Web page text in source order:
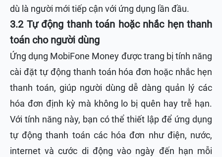
dù là người mới tiếp cận với ứng dụng lần đầu.
3.2 Tự động thanh toán hoặc nhắc hẹn thanh
toán cho người dùng
Ứng dụng MobiFone Money được trang bị tính năng
cài đặt tự động thanh toán hóa đơn hoặc nhắc hẹn
thanh toán, giúp người dùng dễ dàng quản lý các
hóa đơn định kỳ mà không lo bị quên hay trễ hạn.
Với tính năng này, bạn có thể thiết lập để ứng dụng
tự động thanh toán các hóa đơn như điện, nước,
internet và cước di động vào ngày đến hạn mỗi